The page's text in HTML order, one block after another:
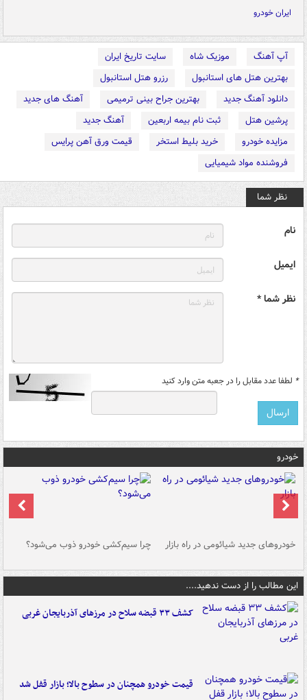
ایران خودرو
آپ آهنگ موزیک شاه
سایت تاریخ ایران
بهترین هتل های استانبول
رزرو هتل استانبول
دانلود آهنگ جدید
بهترین جراح بینی ترمیمی
آهنگ های جدید
پرشین هتل
ثبت نام بیمه اربعین
آهنگ جدید
مزایده خودرو
خرید بلیط استخر
قیمت ورق آهن پرایس
فروشنده مواد شیمیایی
نظر شما
نام
ایمیل
نظر شما *
* لطفا عدد مقابل را در جعبه متن وارد کنید
خودرو
خودروهای جدید شیائومی در راه بازار چرا سیم‌کشی خودرو ذوب می‌شود؟
این مطالب را از دست ندهید....
کشف ۳۳ قبضه سلاح در مرزهای آذربایجان غربی
قیمت خودرو همچنان در سطوح بالا؛ بازار قفل شد